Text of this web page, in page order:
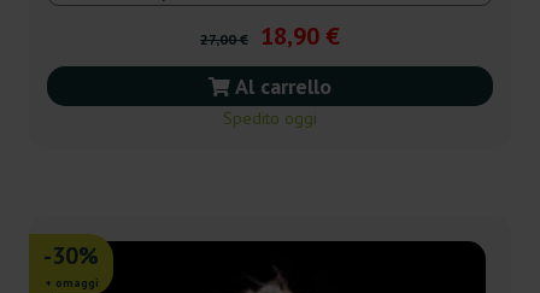
27,00 € 18,90 €
Al carrello
Spedito oggi
-30%
+ omaggi